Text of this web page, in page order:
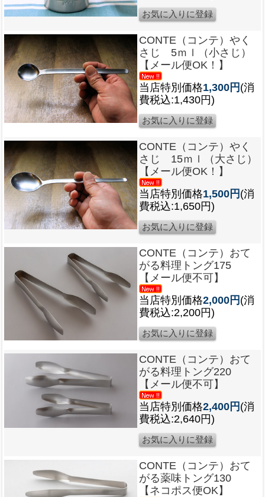
CONTE（コンテ）やく
さじ 5ｍｌ（小さじ）
【メール便OK！】
当店特別価格1,300円 (消
費税込:1,430円)
CONTE（コンテ）やく
さじ 15ｍｌ（大さじ）
【メール便OK！】
当店特別価格1,500円 (消
費税込:1,650円)
CONTE（コンテ）おて
がる料理トング175
【メール便不可】
当店特別価格2,000円 (消
費税込:2,200円)
CONTE（コンテ）おて
がる料理トング220
【メール便不可】
当店特別価格2,400円 (消
費税込:2,640円)
CONTE（コンテ）おて
がる薬味トング130
【ネコポス便OK】